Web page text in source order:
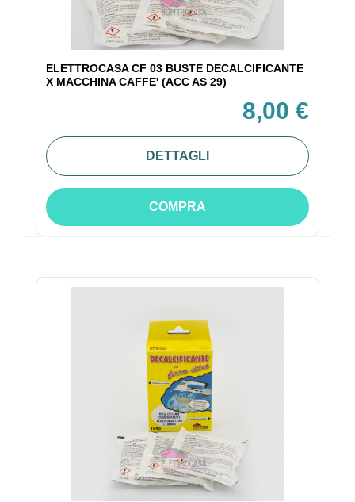
ELETTROCASA CF 03 BUSTE DECALCIFICANTE
X MACCHINA CAFFE' (ACC AS 29)
8,00 €
DETTAGLI
COMPRA